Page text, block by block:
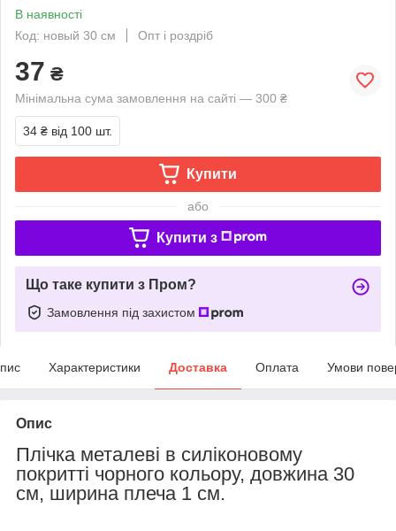
В наявності
Код: новый 30 см
Опт і роздріб
37 ₴
Мінімальна сума замовлення на сайті — 300 ₴
34 ₴ від 100 шт.
Купити
або
Купити з
Що таке купити з Пром?
Замовлення під захистом
Характеристики Доставка Оплата Умови
Опис
Плічка металеві в силіконовому
покритті чорного кольору, довжина 30
см, ширина плеча 1 см.